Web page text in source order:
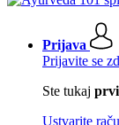
Prijava
Prijavite se
Ste tukaj
Ustvarite